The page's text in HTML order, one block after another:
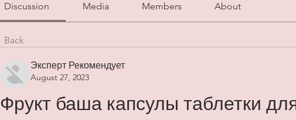
Discussion Media Members About
Back
Эксперт Рекомендует
August 27, 2023
Фрукт баша капсулы таблетки